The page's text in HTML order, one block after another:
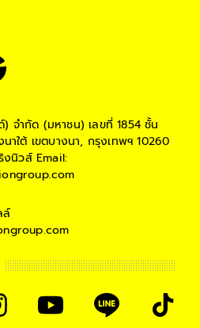
) จำกัด (มหาชน) เลขที่ 1854 ชั้น
าใต้ เขตบางนา, กรุงเทพฯ 10260
งนิวส์Email:
ล์